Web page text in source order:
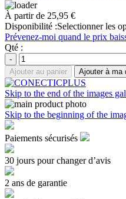
À partir de 25,95 €
Disponibilité :Selectionner les
Prévenez-moi quand le prix
Qté :
-
Ajouter au panier
Ajouter à ma
Skip to the end of the images
Skip to the beginning of the
Paiements sécurisés
30 jours pour changer d’avis
2 ans de garantie